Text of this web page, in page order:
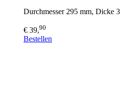
Durchmesser 295 mm, Dicke
€ 39,90
Bestellen